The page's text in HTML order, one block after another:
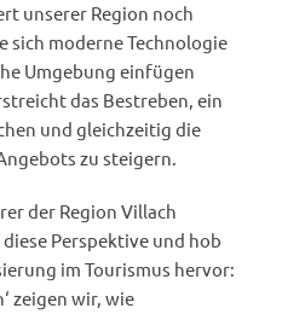
unserer Region noch
moderne Technologie
Umgebung einfügen
das Bestreben, ein
und gleichzeitig die
zu steigern.
der Region Villach
Perspektive und hob
im Tourismus hervor:
zeigen wir, wie